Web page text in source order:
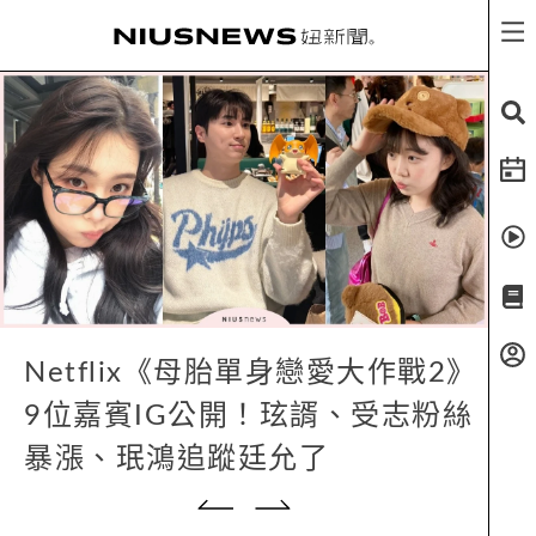
Netflix《母胎單身戀愛大作戰2》
9位嘉賓IG公開！玹諝、受志粉絲
暴漲、珉鴻追蹤廷允了